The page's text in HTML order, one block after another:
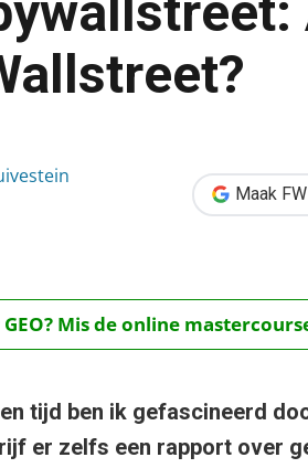
Maak
GEO? Mis de online
tijd ben ik gefascineerd
er zelfs een rapport over